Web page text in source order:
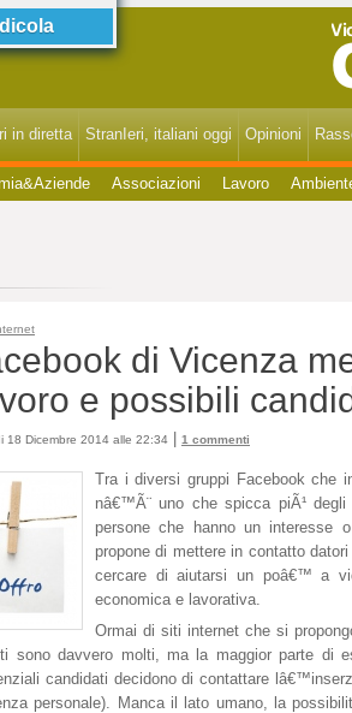
in diretta StranIeri, italiani oggi Opinioni
Associazioni Lavoro
di Vicenza
e possibili
18 Dicembre 2014 alle 22:34 1 commenti
Tra i diversi gruppi Facebook che
nâ€™Ã¨ uno che spicca piÃ¹
persone che hanno un interesse
propone di mettere in contatto
cercare di aiutarsi un poâ€™ a
economica e lavorativa.
Ormai di siti internet che si
sono davvero molti, ma la maggior parte di
candidati decidono di contattare
personale). Manca il lato umano, la